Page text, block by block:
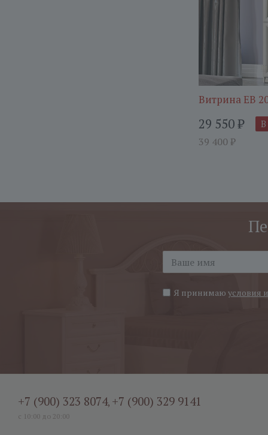
Витрина ЕВ
29 550₽
39 400 ₽
В
Я принимаю условия
+7 (900) 323 8074, +7 (900) 329 9141
с 10:00 до 20:00